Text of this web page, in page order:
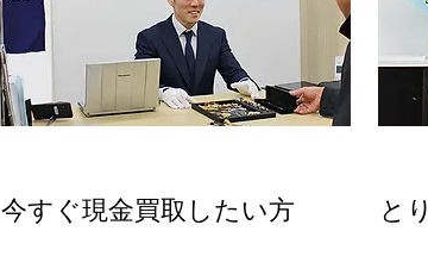
今すぐ現金買取したい方 と